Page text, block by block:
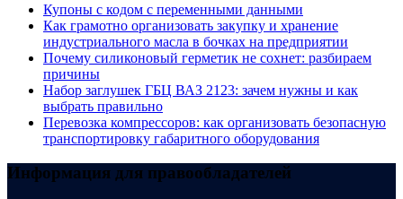
Купоны c кодом с переменными данными
Как грамотно организовать закупку и хранение
индустриального масла в бочках на предприятии
Почему силиконовый герметик не сохнет: разбираем
причины
Набор заглушек ГБЦ ВАЗ 2123: зачем нужны и как
выбрать правильно
Перевозка компрессоров: как организовать безопасную
транспортировку габаритного оборудования
Информация для правообладателей